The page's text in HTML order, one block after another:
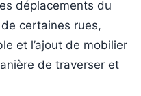
déplacements du
certaines rues,
et l’ajout de mobilier
de traverser et